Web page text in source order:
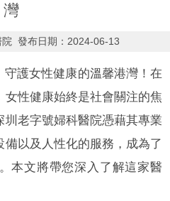
灣
發布日期：2024-06-13
護女性健康的溫馨港灣！在
性健康始終是社會關注的焦
老字號婦科醫院憑藉其專業
以及人性化的服務，成為了
本文將帶您深入了解這家醫